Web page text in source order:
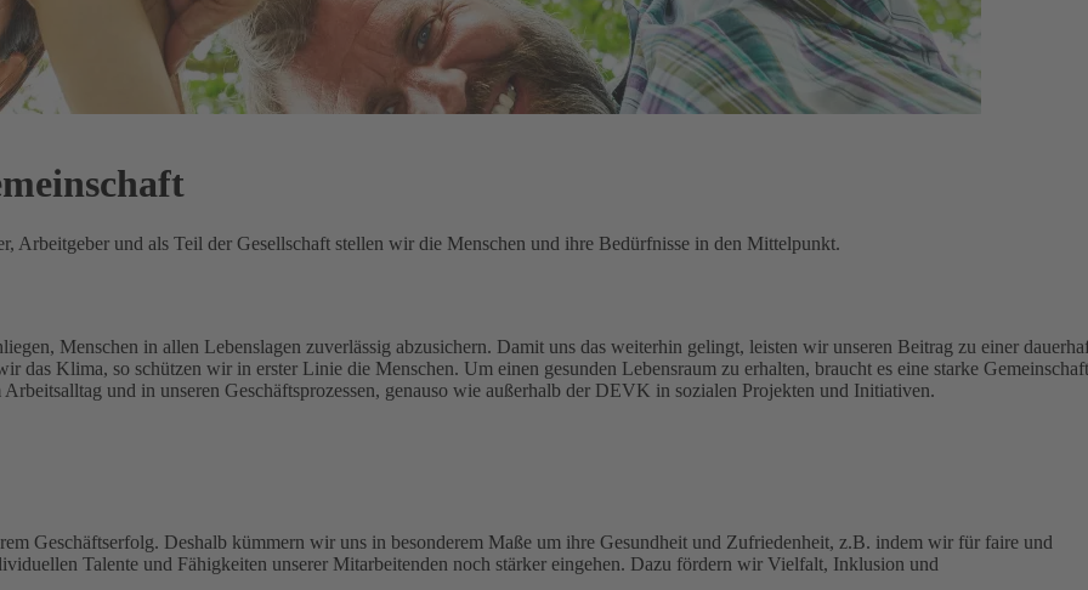
Arbeitgeber und als Teil der Gesellschaft stellen wir die Menschen und ihre Bedürfnisse in den Mittelpunkt.
Menschen in allen Lebenslagen zuverlässig abzusichern. Damit uns das weiterhin gelingt, leisten wir unseren Beitrag zu einer
das Klima, so schützen wir in erster Linie die Menschen. Um einen gesunden Lebensraum zu erhalten, braucht es eine starke
und in unseren Geschäftsprozessen, genauso wie außerhalb der DEVK in sozialen Projekten und Initiativen.
Geschäftserfolg. Deshalb kümmern wir uns in besonderem Maße um ihre Gesundheit und Zufriedenheit, z.B. indem wir für faire und
Talente und Fähigkeiten unserer Mitarbeitenden noch stärker eingehen. Dazu fördern wir Vielfalt, Inklusion und